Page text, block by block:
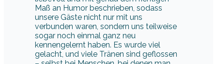
– selbst bei Menschen, bei denen man
das nie erwartet hätte. Nataschas Art als
Rednerin ist einzigartig: Mit ihrer Stimme,
Präsenz und warmen Ausstrahlung schuf
sie eine Atmosphäre, die festlich,
würdevoll und zugleich voller